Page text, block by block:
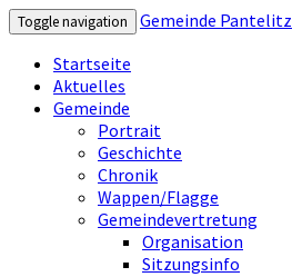
Toggle navigation
Gemeinde Pantelitz
Startseite
Aktuelles
Gemeinde
Portrait
Geschichte
Chronik
Wappen/Flagge
Gemeindevertretung
Organisation
Sitzungsinfo